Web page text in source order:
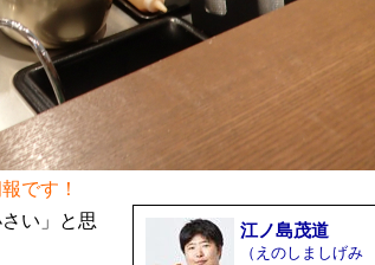
です！
い」と思
江ノ島茂道
（えのしましげみ